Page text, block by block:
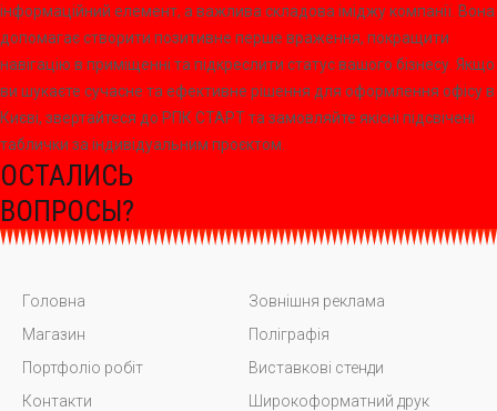
інформаційний елемент, а важлива складова іміджу компанії. Вона
допомагає створити позитивне перше враження, покращити
навігацію в приміщенні та підкреслити статус вашого бізнесу. Якщо
ви шукаєте сучасне та ефективне рішення для оформлення офісу в
Києві, звертайтеся до РПК СТАРТ та замовляйте якісні підсвічені
таблички за індивідуальним проєктом.
ОСТАЛИСЬ
ВОПРОСЫ?
Головна
Магазин
Портфоліо робіт
Контакти
Зовнішня реклама
Поліграфія
Виставкові стенди
Широкоформатний друк